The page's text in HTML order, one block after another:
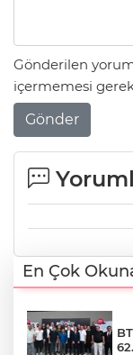
Gönderilen
içermemesi
Gönder
En Çok